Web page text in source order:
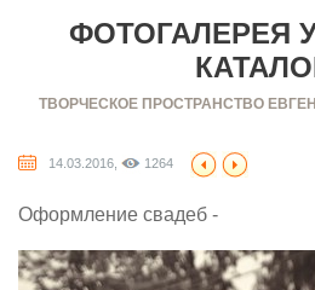
ФОТОГАЛЕРЕЯ
ТВОРЧЕСКОЕ ПРОСТРАНСТВО
14.03.2016, 1264
Оформление свадеб -